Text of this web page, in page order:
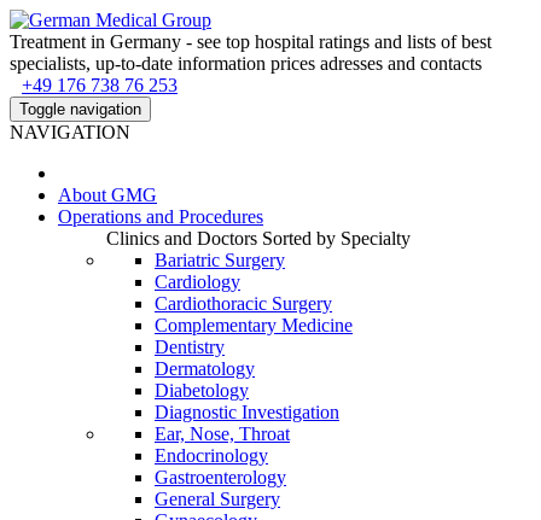
Treatment in Germany - see top hospital ratings and lists of best
specialists, up-to-date information prices adresses and contacts
+49 176 738 76 253
Toggle navigation
NAVIGATION
About GMG
Operations and Procedures
Clinics and Doctors Sorted by Specialty
Bariatric Surgery
Cardiology
Cardiothoracic Surgery
Complementary Medicine
Dentistry
Dermatology
Diabetology
Diagnostic Investigation
Ear, Nose, Throat
Endocrinology
Gastroenterology
General Surgery